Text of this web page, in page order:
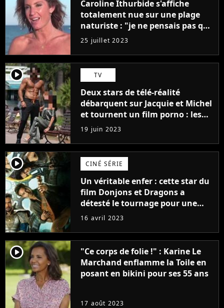
Caroline Ithurbide s'affiche
totalement nue sur une plage
naturiste : "je ne pensais pas que
j'arriverais à le faire..."
25 juillet 2023
player2 TV
Deux stars de télé-réalité
débarquent sur Jacquie et Michel
et tournent un film porno : les
premières images du tournage
(exclu)
19 juin 2023
player2 CINÉ SÉRIE
Un véritable enfer : cette star du
film Donjons et Dragons a
détesté le tournage pour une
raison très spéciale
16 avril 2023
player2
"Ce corps de folie !" : Karine Le
Marchand enflamme la Toile en
posant en bikini pour ses 55 ans
17 août 2023